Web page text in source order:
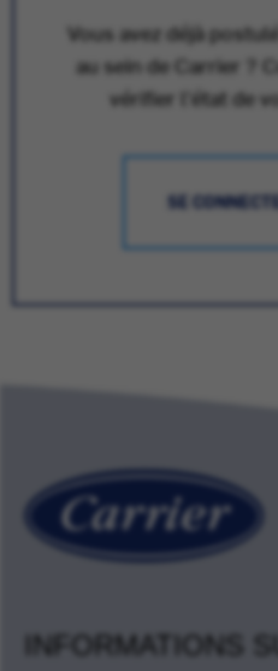
Vous avez déjà
au sein de Carrier ?
vérifier l'état de
SE
INFORMATIONS